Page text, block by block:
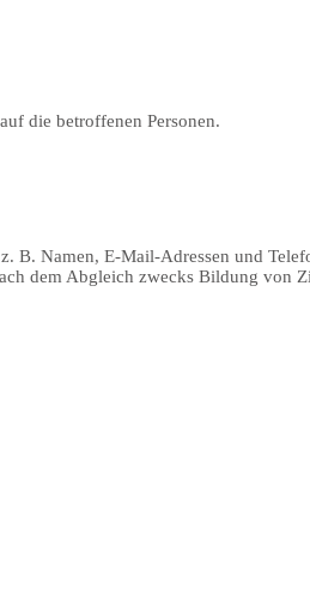
die betroffenen Personen.
Namen, E-Mail-Adressen und
dem Abgleich zwecks Bildung von